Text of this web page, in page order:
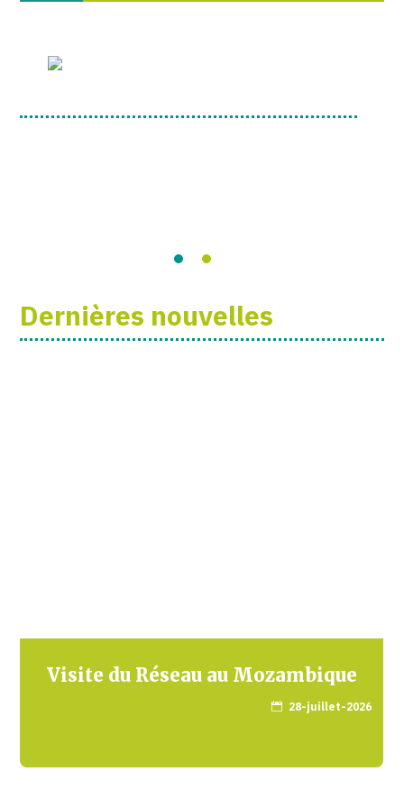
Dernières nouvelles
Visite du Réseau au Mozambique
 28-juillet-2026